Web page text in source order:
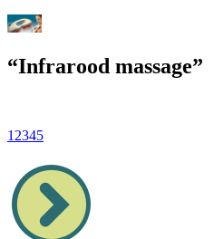
“Infrarood massage”
1 2345